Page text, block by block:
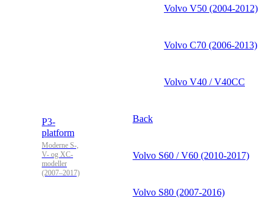
Volvo V50 (2004-2012)
Volvo C70 (2006-2013)
Volvo V40 / V40CC
P3-
platform
Moderne S-,
V- og XC-
modeller
(2007–2017)
Back
Volvo S60 / V60 (2010-2017)
Volvo S80 (2007-2016)